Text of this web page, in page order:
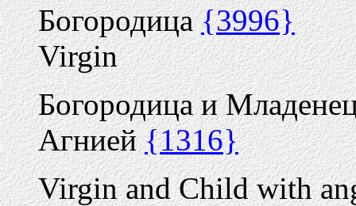
Богородица{3996}
Virgin
Богородица и
Агнией{1316}
Virgin and Child with